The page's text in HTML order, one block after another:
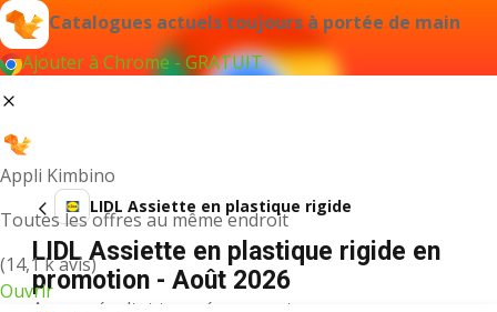
Catalogues actuels toujours à portée de main
Ajouter à Chrome - GRATUIT
Appli Kimbino
Toutes les offres au même endroit
(14,1 k avis)
Ouvrir
LIDL Assiette en plastique rigide
LIDL Assiette en plastique rigide en
promotion - Août 2026